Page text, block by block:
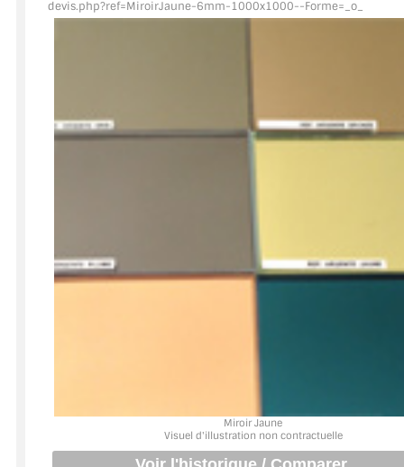
LES FIXATIONS POUR MIROIR
PLATS ET CORNIÈRES
JOINTS D'ÉTANCHÉITÉS
devis.php?ref=MiroirJaune-6mm-1000x1000--Forme=_o_
Miroir Jaune
Visuel d'illustration non contractuelle